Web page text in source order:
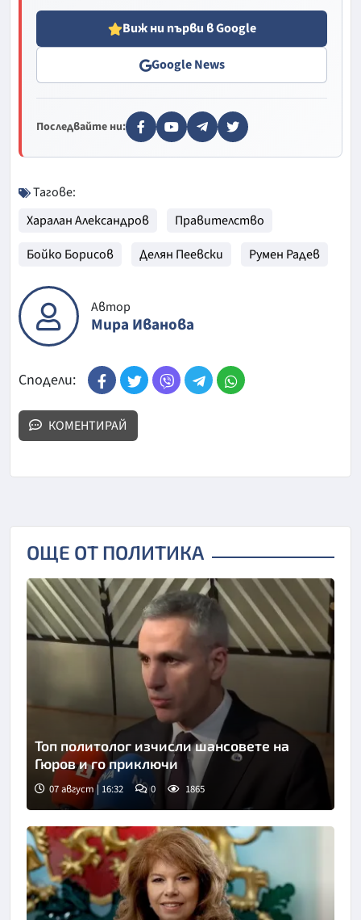
Виж ни първи в Google
Google News
Последвайте ни:
Тагове:
Харалан Александров
Правителство
Бойко Борисов
Делян Пеевски Румен Радев
Автор
Мира Иванова
Сподели:
КОМЕНТИРАЙ
ОЩЕ ОТ ПОЛИТИКА
Топ политолог изчисли шансовете на
Гюров и го приключи
07 август | 16:32 0 1865